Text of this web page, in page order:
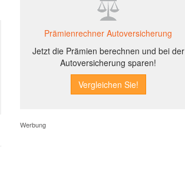
Prämienrechner Autoversicherung
Jetzt die Prämien berechnen und bei der
Autoversicherung sparen!
Werbung